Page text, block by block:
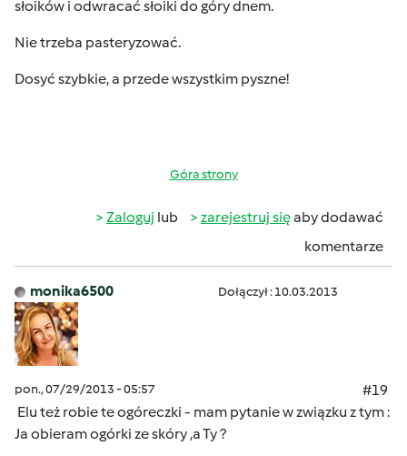
słoików i odwracać słoiki do góry dnem.
Nie trzeba pasteryzować.
Dosyć szybkie, a przede wszystkim pyszne!
Góra strony
Zaloguj lub zarejestruj sięaby dodawać
komentarze
monika6500 Dołączył : 10.03.2013
pon., 07/29/2013 - 05:57
#19
Elu też robie te ogóreczki - mam pytanie w związku z tym :
Ja obieram ogórki ze skóry ,a Ty ?